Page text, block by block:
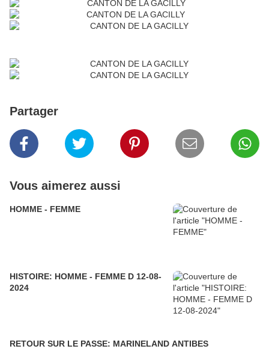
Partager
Vous aimerez aussi
HOMME - FEMME
HISTOIRE: HOMME - FEMME D 12-08-
2024
RETOUR SUR LE PASSE: MARINELAND ANTIBES